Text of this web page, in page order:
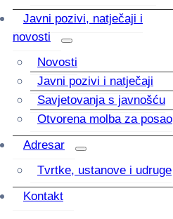
Javni pozivi, natječaji i
novosti
Novosti
Javni pozivi i natječaji
Savjetovanja s javnošću
Otvorena molba za posao
Adresar
Tvrtke, ustanove i udruge
Kontakt